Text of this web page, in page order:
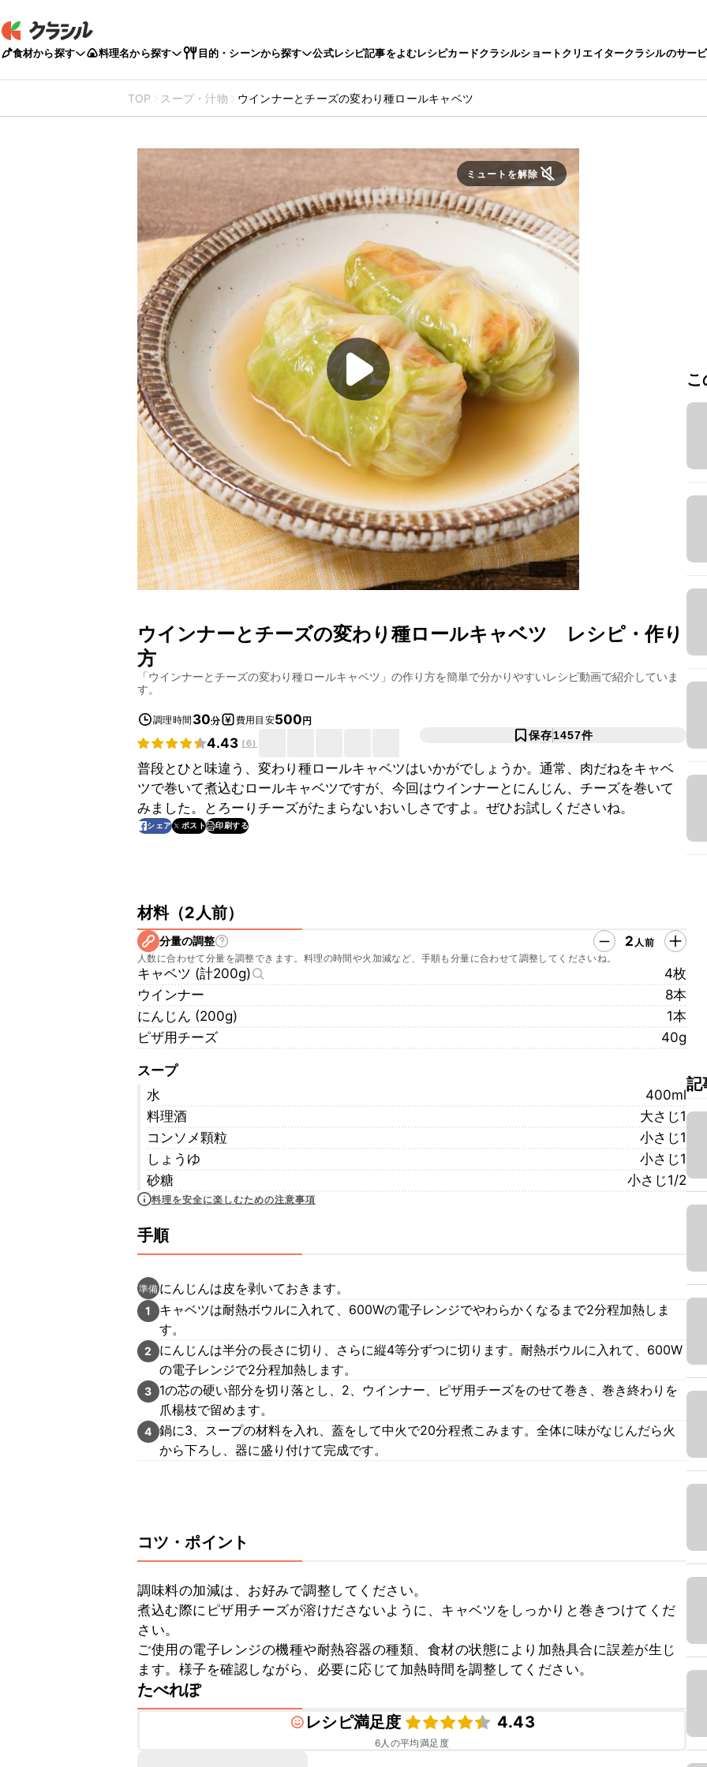
食材から探す 料理名から探す 目的・シーンから探す 公式レシピ記事をよむレシピカードクラシルショートクリエイタークラシルのサー
TOP スープ・汁物 ウインナーとチーズの変わり種ロールキャベツ
ミュートを解除
ウインナーとチーズの変わり種ロールキャベツ レシピ・作り
方
「ウインナーとチーズの変わり種ロールキャベツ 」の作り方を簡単で分かりやすいレシピ動画で紹介していま
す。
調理時間 30分 費用目安500円
4.43 (6)
保存1457件
普段とひと味違う、変わり種ロールキャベツはいかがでしょうか。通常、肉だねをキャベ
ツで巻いて煮込むロールキャベツですが、今回はウインナーとにんじん、チーズを巻いて
みました。とろーりチーズがたまらないおいしさですよ。ぜひお試しくださいね。
シェア ポスト 印刷する
材料（2人前）
分量の調整 2 人前
人数に合わせて分量を調整できます。料理の時間や火加減など、手順も分量に合わせて調整してくださいね。
キャベツ (計200g)
4枚
ウインナー
8本
にんじん (200g)
1本
ピザ用チーズ
40g
スープ
水
400ml
料理酒
大さじ1
コンソメ顆粒
小さじ1
しょうゆ
小さじ1
砂糖
小さじ1/2
料理を安全に楽しむための注意事項
手順
準備 にんじんは皮を剥いておきます。
1
キャベツは耐熱ボウルに入れて、600Wの電子レンジでやわらかくなるまで2分程加熱しま
す。
2
にんじんは半分の長さに切り、さらに縦4等分ずつに切ります。耐熱ボウルに入れて、600W
の電子レンジで2分程加熱します。
3
1の芯の硬い部分を切り落とし、2、ウインナー、ピザ用チーズをのせて巻き、巻き終わりを
爪楊枝で留めます。
4 鍋に3、スープの材料を入れ、蓋をして中火で20分程煮こみます。全体に味がなじんだら火
から下ろし、器に盛り付けて完成です。
コツ・ポイント
調味料の加減は、お好みで調整してください。
煮込む際にピザ用チーズが溶けださないように、キャベツをしっかりと巻きつけてくだ
さい。
ご使用の電子レンジの機種や耐熱容器の種類、食材の状態により加熱具合に誤差が生じ
ます。様子を確認しながら、必要に応じて加熱時間を調整してください。
たべれぽ
レシピ満足度
4.43
6人の平均満足度
記